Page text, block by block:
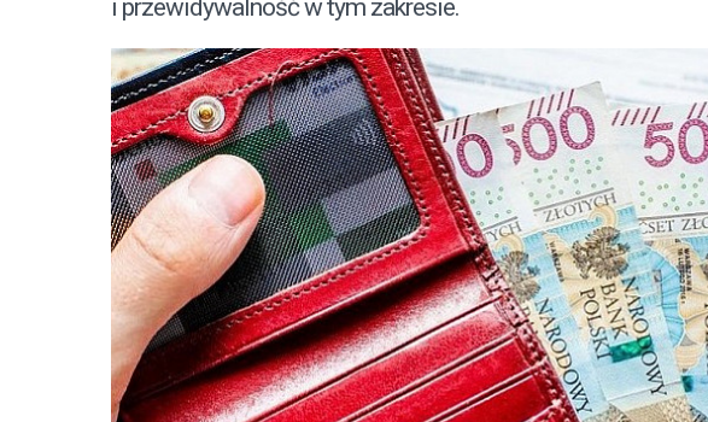
i przewidywalność w tym zakresie.